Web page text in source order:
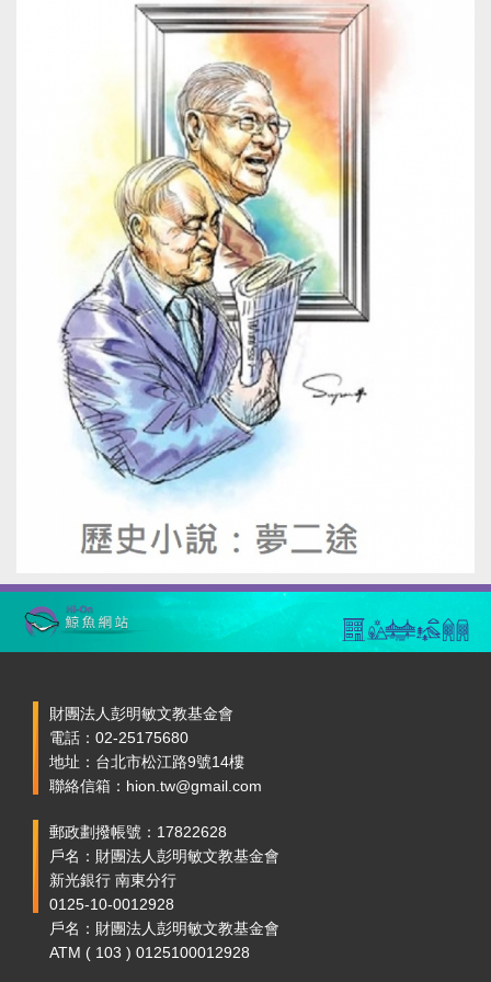
財團法人彭明敏文教基金會
電話：02-25175680
地址：台北市松江路9號14樓
聯絡信箱：hion.tw@gmail.com
郵政劃撥帳號：17822628
戶名：財團法人彭明敏文教基金會
新光銀行 南東分行
0125-10-0012928
戶名：財團法人彭明敏文教基金會
ATM ( 103 ) 0125100012928